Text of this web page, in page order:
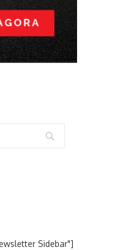
Sidebar"]